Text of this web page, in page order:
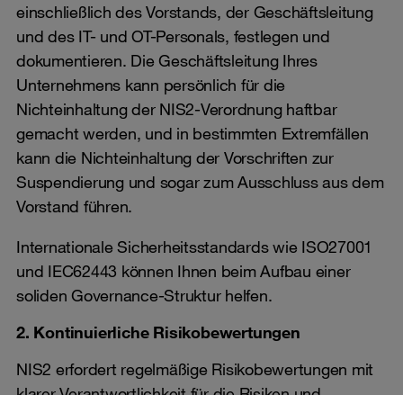
einschließlich des Vorstands, der Geschäftsleitung
und des IT- und OT-Personals, festlegen und
dokumentieren. Die Geschäftsleitung Ihres
Unternehmens kann persönlich für die
Nichteinhaltung der NIS2-Verordnung haftbar
gemacht werden, und in bestimmten Extremfällen
kann die Nichteinhaltung der Vorschriften zur
Suspendierung und sogar zum Ausschluss aus dem
Vorstand führen.
Internationale Sicherheitsstandards wie ISO27001
und IEC62443 können Ihnen beim Aufbau einer
soliden Governance-Struktur helfen.
2. Kontinuierliche Risikobewertungen
NIS2 erfordert regelmäßige Risikobewertungen mit